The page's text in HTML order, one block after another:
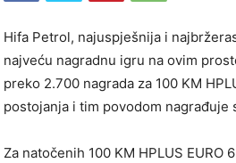
Hifa Petrol, najuspješnija i
najveću nagradnu igru na ovim
preko 2.700 nagrada za 100 KM
postojanja i tim povodom nagrađuje
Za natočenih 100 KM HPLUS